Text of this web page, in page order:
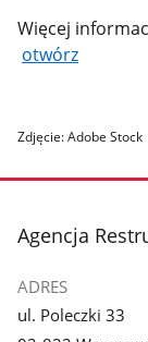
Więcej
otwórz
Zdjęcie: Adobe Stock
stopka
Agencja
ADRES
ul. Poleczki 33